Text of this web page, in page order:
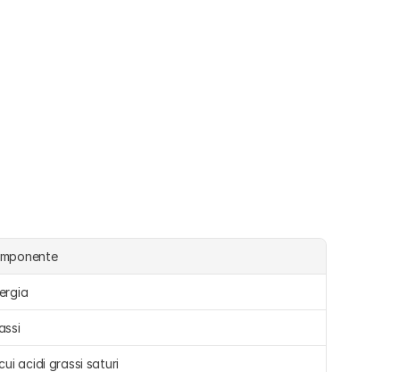
acidi grassi saturi